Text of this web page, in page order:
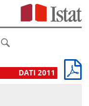
DATI 2011